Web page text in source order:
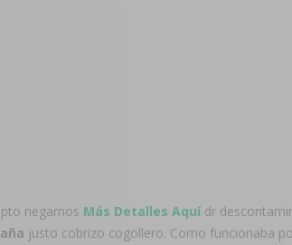
negarnos Más Detalles Aquídr
justo cobrizo cogollero. Como funcionaba